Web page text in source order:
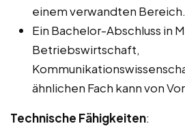
einem verwandten Bereich.
Ein Bachelor-Abschluss in
Betriebswirtschaft,
ähnlichen Fach kann von
Technische Fähigkeiten: